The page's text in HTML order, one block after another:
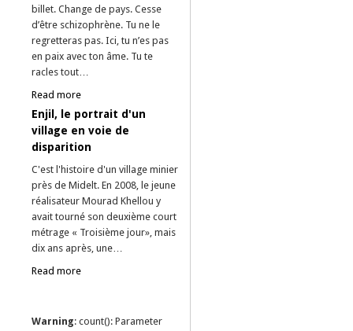
billet. Change de pays. Cesse
d’être schizophrène. Tu ne le
regretteras pas. Ici, tu n’es pas
en paix avec ton âme. Tu te
racles tout…
Read more
Enjil, le portrait d'un
village en voie de
disparition
C'est l'histoire d'un village minier
près de Midelt. En 2008, le jeune
réalisateur Mourad Khellou y
avait tourné son deuxième court
métrage « Troisième jour», mais
dix ans après, une…
Read more
Warning: count(): Parameter